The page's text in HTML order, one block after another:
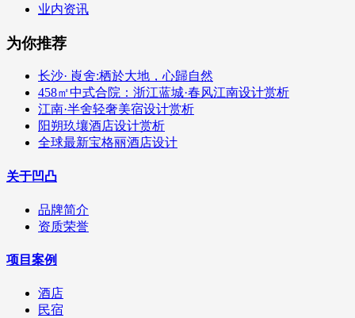
业内资讯
为你推荐
长沙· 崀舍:栖於大地，心歸自然
458㎡中式合院：浙江蓝城·春风江南设计赏析
江南·半舍轻奢美宿设计赏析
阳朔玖壤酒店设计赏析
全球最新宝格丽酒店设计
关于凹凸
品牌简介
资质荣誉
项目案例
酒店
民宿